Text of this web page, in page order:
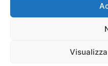
C.F.-P.I.
Privacy Policy–